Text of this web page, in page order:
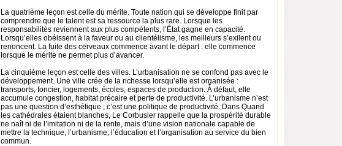
La quatrième leçon est celle du mérite. Toute nation qui se développe finit par
comprendre que le talent est sa ressource la plus rare. Lorsque les
responsabilités reviennent aux plus compétents, l’État gagne en capacité.
Lorsqu’elles obéissent à la faveur ou au clientélisme, les meilleurs s’exilent ou
renoncent. La fuite des cerveaux commence avant le départ : elle commence
lorsque le mérite ne permet plus d’avancer.
La cinquième leçon est celle des villes. L’urbanisation ne se confond pas avec le
développement. Une ville crée de la richesse lorsqu’elle est organisée :
transports, foncier, logements, écoles, espaces de production. À défaut, elle
accumule congestion, habitat précaire et perte de productivité. L’urbanisme n’est
pas une question d’esthétique ; c’est une politique de productivité. Dans Quand
les cathédrales étaient blanches, Le Corbusier rappelle que la prospérité durable
ne naît ni de l’imitation ni de la rente, mais d’une vision nationale capable de
mettre la technique, l’urbanisme, l’éducation et l’organisation au service du bien
commun.